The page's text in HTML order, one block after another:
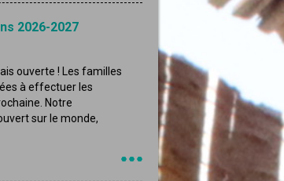
2026-2027
ouverte ! Les familles
à effectuer les
Notre
sur le monde,